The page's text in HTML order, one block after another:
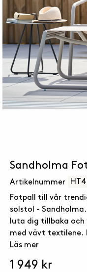
Sandholma
Artikelnummer
Fotpall till vår
solstol -
luta dig tillbaka och
med vävt textilene.
och smidig förvaring.
Läs mer
1 949 kr